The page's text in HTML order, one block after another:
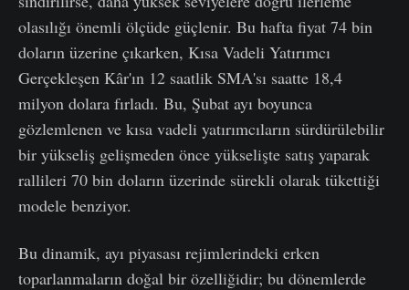
olasılığı önemli ölçüde güçlenir. Bu hafta fiyat 74 bin
doların üzerine çıkarken, Kısa Vadeli Yatırımcı
Gerçekleşen Kâr'ın 12 saatlik SMA'sı saatte 18,4
milyon dolara fırladı. Bu, Şubat ayı boyunca
gözlemlenen ve kısa vadeli yatırımcıların sürdürülebilir
bir yükseliş gelişmeden önce yükselişte satış yaparak
rallileri 70 bin doların üzerinde sürekli olarak tükettiği
modele benziyor.
Bu dinamik, ayı piyasası rejimlerindeki erken
toparlanmaların doğal bir özelliğidir; bu dönemlerde